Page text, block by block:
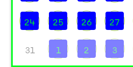
24 25 26 27
31 1 2 3